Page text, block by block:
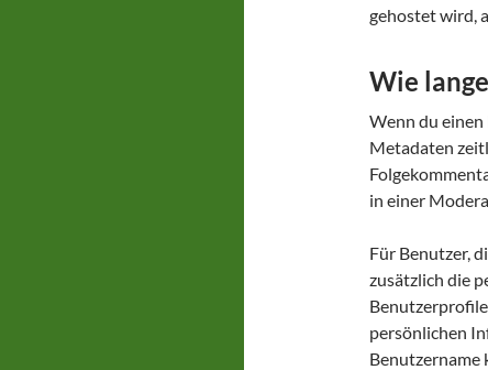
gehostet wird,
Wie
Wenn du
Metadaten
in einer
Für Benutzer,
zusätzlich die
persönlichen
Benutzername